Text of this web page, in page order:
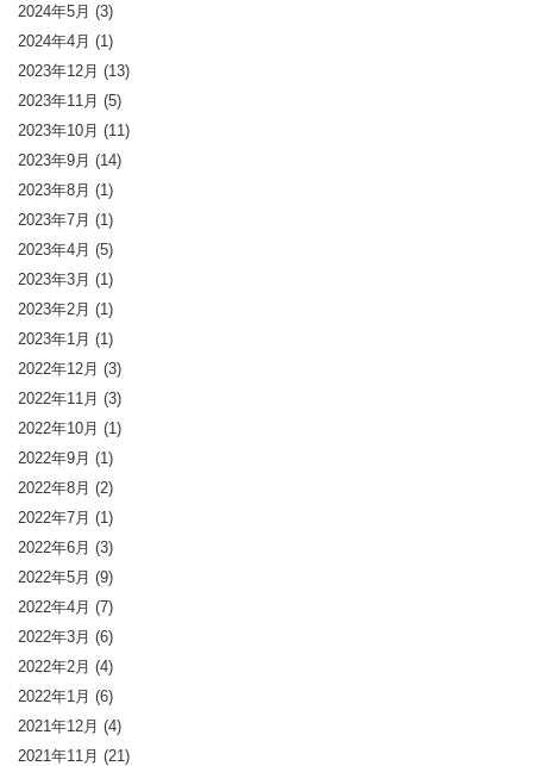
2024年5月 (3)
2024年4月 (1)
2023年12月 (13)
2023年11月 (5)
2023年10月 (11)
2023年9月 (14)
2023年8月 (1)
2023年7月 (1)
2023年4月 (5)
2023年3月 (1)
2023年2月 (1)
2023年1月 (1)
2022年12月 (3)
2022年11月 (3)
2022年10月 (1)
2022年9月 (1)
2022年8月 (2)
2022年7月 (1)
2022年6月 (3)
2022年5月 (9)
2022年4月 (7)
2022年3月 (6)
2022年2月 (4)
2022年1月 (6)
2021年12月 (4)
2021年11月 (21)